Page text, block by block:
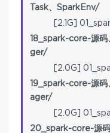
Task、SparkEnv/
[2.1G]
18_spark-core-源
ger/
[2.0G]
19_spark-core-源
ager/
[2.0G]
20_spark-core-源